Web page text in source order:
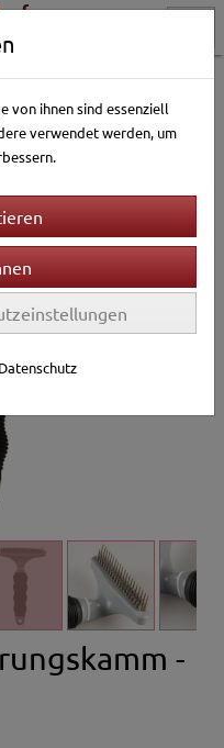
Fellpflege Fellkämme
-
von ihnen sind essenziell
verwendet werden, um
Datenschutz